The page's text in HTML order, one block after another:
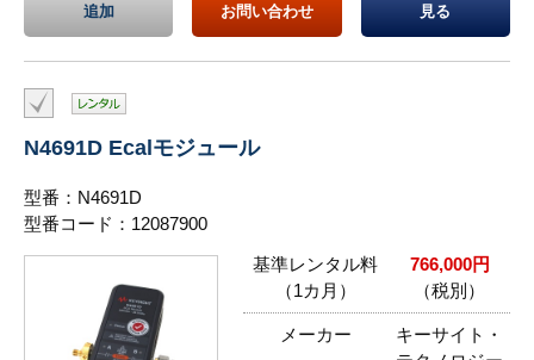
追加
お問い合わせ
見る
N4691D Ecalモジュール
型番：N4691D
型番コード：12087900
基準レンタル料
（1カ月）
766,000円
（税別）
メーカー
キーサイト・